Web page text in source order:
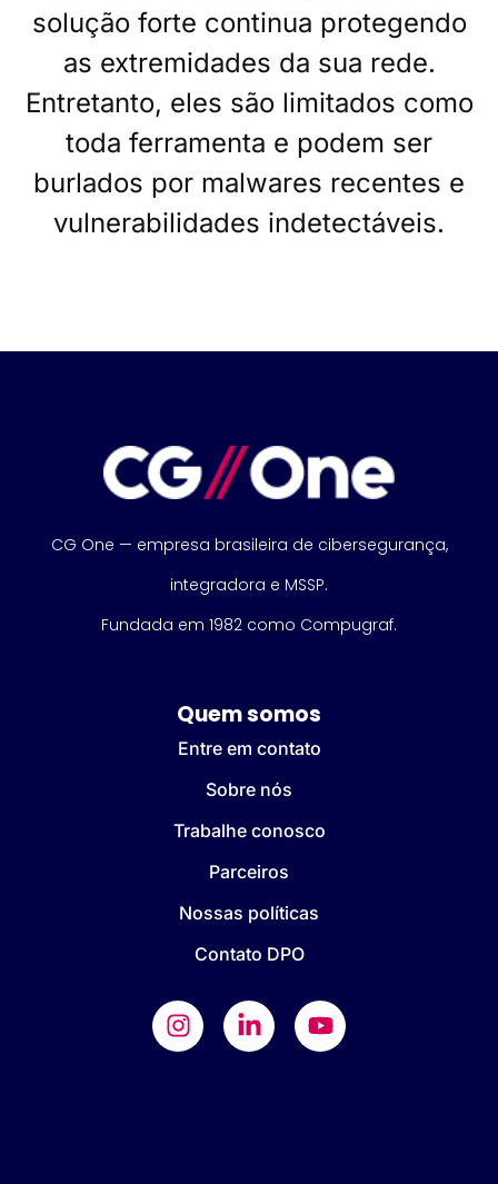
solução forte continua protegendo
as extremidades da sua rede.
Entretanto, eles são limitados como
toda ferramenta e podem ser
burlados por malwares recentes e
vulnerabilidades indetectáveis.
CG One — empresa brasileira de cibersegurança,
integradora e MSSP.
Fundada em 1982 como Compugraf.
Quem somos
Entre em contato
Sobre nós
Trabalhe conosco
Parceiros
Nossas políticas
Contato DPO